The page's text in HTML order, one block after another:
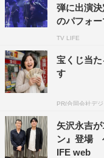
弾に出演
のパフォ
TV LIFE
宝くじ当
す
PR(合同会社デ
矢沢永吉
ン』登場
IFE web